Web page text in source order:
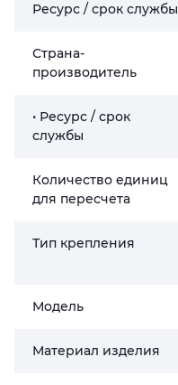
Ресурс / срок службы
Страна-
производитель
• Ресурс / срок
службы
Количество единиц
для пересчета
Тип крепления
Мoдель
Материал изделия